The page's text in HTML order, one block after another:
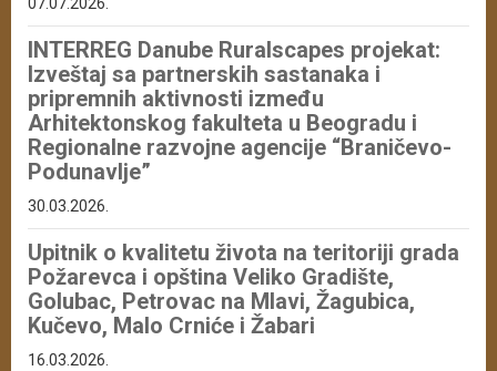
INTERREG Danube Ruralscapes projekat:
Izveštaj sa partnerskih sastanaka i
pripremnih aktivnosti između
Arhitektonskog fakulteta u Beogradu i
Regionalne razvojne agencije “Braničevo-
Podunavlje”
30.03.2026.
Upitnik o kvalitetu života na teritoriji grada
Požarevca i opština Veliko Gradište,
Golubac, Petrovac na Mlavi, Žagubica,
Kučevo, Malo Crniće i Žabari
16.03.2026.